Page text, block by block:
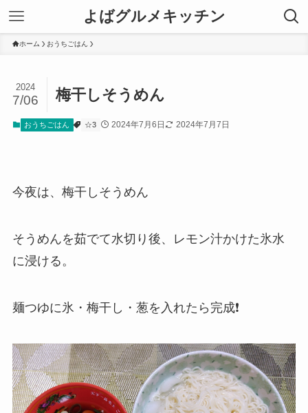
よばグルメキッチン
ホーム おうちごはん
梅干しそうめん
2024
7/06
おうちごはん ☆3 2024年7月6日 2024年7月7日
今夜は、梅干しそうめん
そうめんを茹でて水切り後、レモン汁かけた氷水
に浸ける。
麺つゆに氷・梅干し・葱を入れたら完成❗